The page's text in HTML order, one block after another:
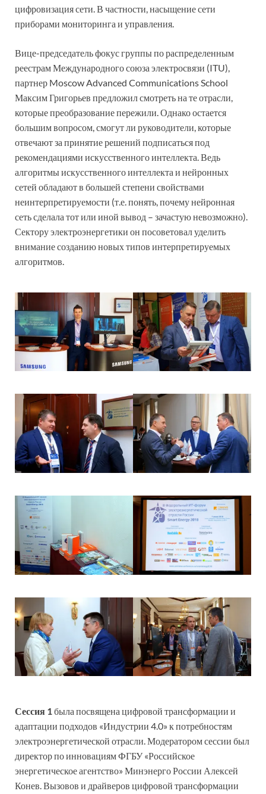
цифровизация сети. В частности, насыщение сети
приборами мониторинга и управления.
Вице-председатель фокус группы по распределенным
реестрам Международного союза электросвязи (ITU),
партнер Moscow Advanced Communications School
Максим Григорьев предложил смотреть на те отрасли,
которые преобразование пережили. Однако остается
большим вопросом, смогут ли руководители, которые
отвечают за принятие решений подписаться под
рекомендациями искусственного интеллекта. Ведь
алгоритмы искусственного интеллекта и нейронных
сетей обладают в большей степени свойствами
неинтерпретируемости (т.е. понять, почему нейронная
сеть сделала тот или иной вывод – зачастую невозможно).
Сектору электроэнергетики он посоветовал уделить
внимание созданию новых типов интерпретируемых
алгоритмов.
Сессия 1была посвящена цифровой трансформации и
адаптации подходов «Индустрии 4.0» к потребностям
электроэнергетической отрасли. Модератором сессии был
директор по инновациям ФГБУ «Российское
энергетическое агентство» Минэнерго России Алексей
Конев. Вызовов и драйверов цифровой трансформации